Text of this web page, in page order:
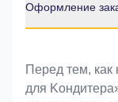
Оформление
Оформление
Перед тем, как
для